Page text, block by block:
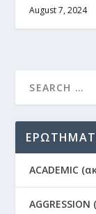
August 7, 2024
ACADEMIC